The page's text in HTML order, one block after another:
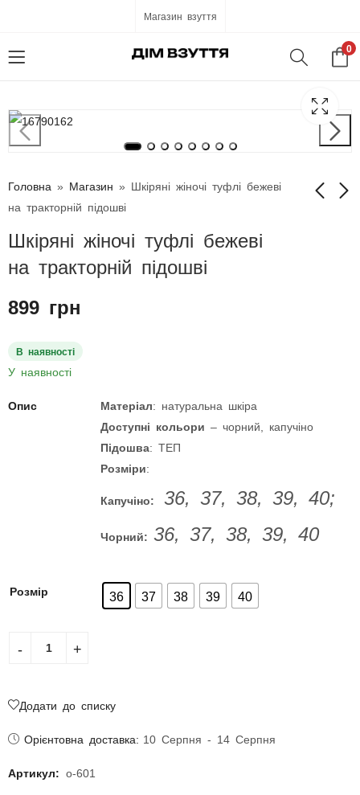
Магазин взуття
0
Головна » Магазин » Шкіряні жіночі туфлі бежеві
на тракторній підошві
Шкіряні жіночі туфлі бежеві
на тракторній підошві
Шкіряні жіночі туфлі
Шкіряні жіночі
899 грн
В наявності
У наявності
Опис Матеріал: натуральна шкіра
Доступні кольори – чорний, капучіно
Підошва: ТЕП
Розміри:
Капучіно: 36, 37, 38, 39, 40;
Чорний: 36, 37, 38, 39, 40
Розмір 36 37 38 39 40
Додати до списку
Орієнтовна доставка: 10 Серпня - 14 Серпня
Артикул: о-601